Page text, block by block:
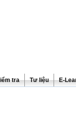
tra Tư liệu E-